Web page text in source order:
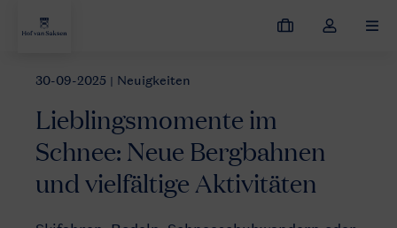
Meine
Dropdown-
Lieblingsmomente im Schnee: Neue Bergbahnen
30-09-2025 | Neuigkeiten
Lieblingsmomente im
Schnee: Neue Bergbahnen
und vielfältige Aktivitäten